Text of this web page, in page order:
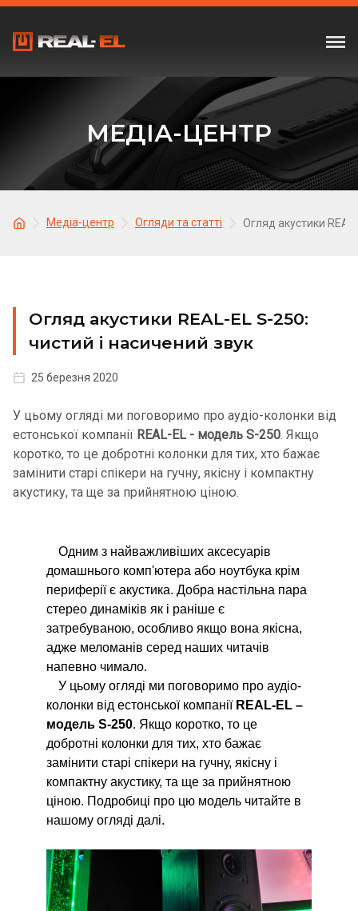
МЕДІА-ЦЕНТР
Медіа-центр Огляди та статті Огляд акустики
Огляд акустики REAL-EL S-250:
чистий і насичений звук
25 березня 2020
У цьому огляді ми поговоримо про аудіо-колонки від
естонської компанії REAL-EL - модель S-250. Якщо
коротко, то це добротні колонки для тих, хто бажає
замінити старі спікери на гучну, якісну і компактну
акустику, та ще за прийнятною ціною.
Одним з найважливіших аксесуарів
домашнього комп'ютера або ноутбука крім
периферії є акустика. Добра настільна пара
стерео динаміків як і раніше є
затребуваною, особливо якщо вона якісна,
адже меломанів серед наших читачів
напевно чимало.
У цьому огляді ми поговоримо про аудіо-
колонки від естонської компанії REAL-EL –
модель S-250. Якщо коротко, то це
добротні колонки для тих, хто бажає
замінити старі спікери на гучну, якісну і
компактну акустику, та ще за прийнятною
ціною. Подробиці про цю модель читайте в
нашому огляді далі.